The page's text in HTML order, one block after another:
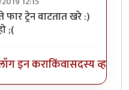
भरोशावरbyडॉ सुहास म्हात्रे
फार ट्रेन वाटतात खरे :)
;(
इन कराकिंवासदस्य व्हा